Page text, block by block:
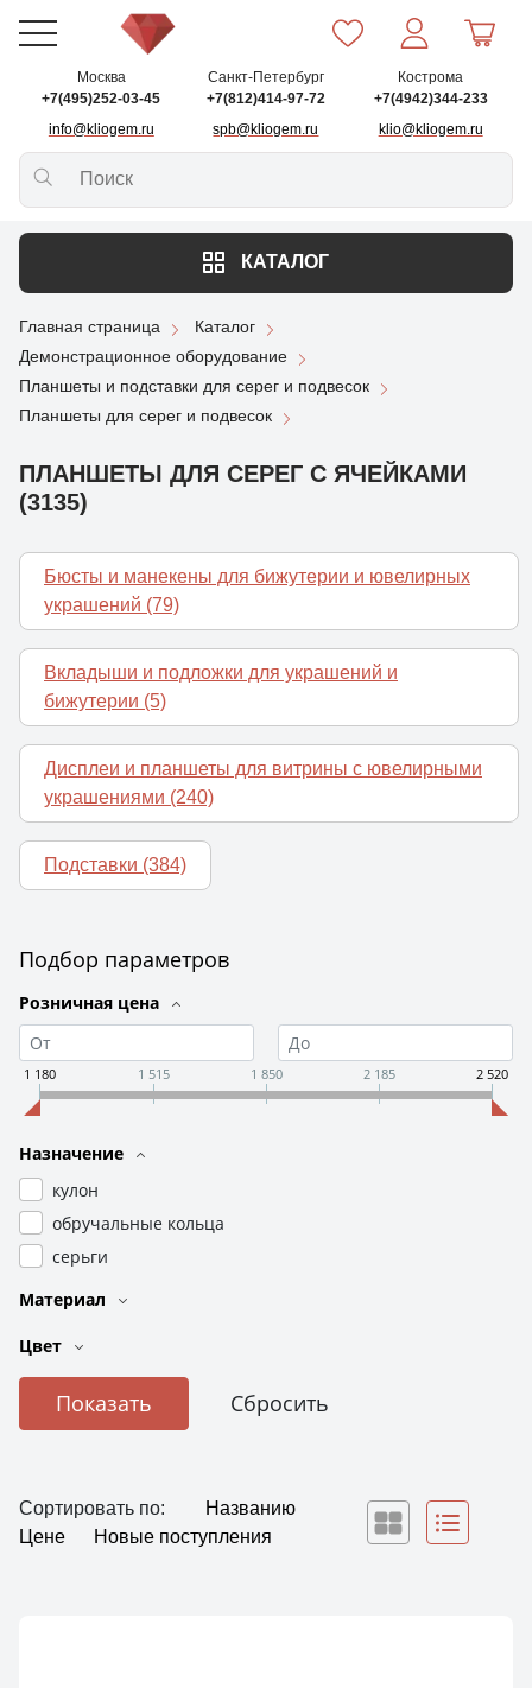
Москва
+7(495)252-03-45
info@kliogem.ru
Санкт-Петербург
+7(812)414-97-72
spb@kliogem.ru
Кострома
+7(4942)344-233
klio@kliogem.ru
КАТАЛОГ
Главная страница
Каталог
Демонстрационное оборудование
Планшеты и подставки для серег и подвесок
Планшеты для серег и подвесок
ПЛАНШЕТЫ ДЛЯ СЕРЕГ С ЯЧЕЙКАМИ
(3135)
Бюсты и манекены для бижутерии и ювелирных
украшений (79)
Вкладыши и подложки для украшений и
бижутерии (5)
Дисплеи и планшеты для витрины с ювелирными
украшениями (240)
Подставки (384)
Подбор параметров
Розничная цена
1 180 1 515 1 850 2 185 2 520
Назначение
кулон
обручальные кольца
серьги
Материал
Цвет
Сортировать по:
Названию
Цене
Новые поступления